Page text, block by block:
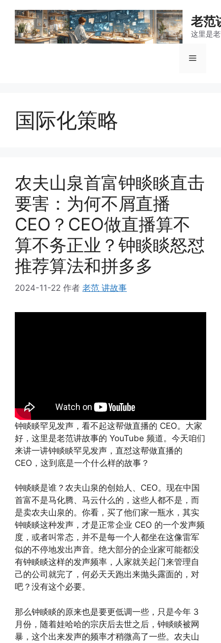
老范
这里是
菜
国际化策略
农夫山泉首富钟睒睒直击
要害：为何不屑直播
CEO？CEO做直播算不
算不务正业？钟睒睒怒怼
推荐算法和拼多多
2024-11-22 作者 老范 讲故事
钟睒睒罕见发声，看不起这帮做直播的 CEO。大家
好，这里是老范讲故事的 YouTube 频道。今天咱们
来讲一讲钟睒睒罕见发声，直怼这帮做直播的
CEO，这到底是一个什么样的故事？
钟睒睒是谁？农夫山泉的创始人、CEO。现在中国
首富不是马化腾、马云什么的，这些人都不是，而
是卖农夫山泉的。你看，买了他们家一瓶水，其实
钟睒睒这种发声，才是正常企业 CEO 的一个发声频
度，或者叫常态，并不是每一个人都坐在这像雷军
似的不停地发出声音。绝大部分的企业家可能都没
有钟睒睒这样的发声频率，人家就关起门来管理自
己的公司就完了，何必天天跑出来抛头露面的，对
吧？没有这个必要。
那么钟睒睒的原来也是要更低调一些，只是今年 3
月份，随着娃哈哈的宗庆后去世之后，钟睒睒被网
暴，这个出来发声的频率才稍微高了一些。农夫山